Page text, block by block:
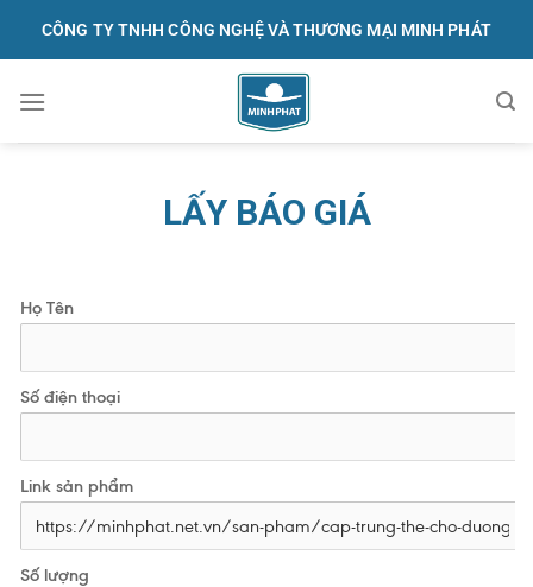
CÔNG TY TNHH CÔNG NGHỆ VÀ THƯƠNG MẠI MINH PHÁT
LẤY BÁO GIÁ
Họ Tên
Số điện thoại
Link sản phẩm
Số lượng
091.570.1368